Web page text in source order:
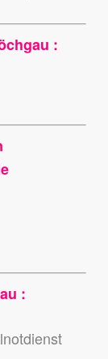
:
: